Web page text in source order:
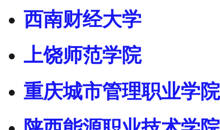
西南财经大学
上饶师范学院
重庆城市管理职业学院